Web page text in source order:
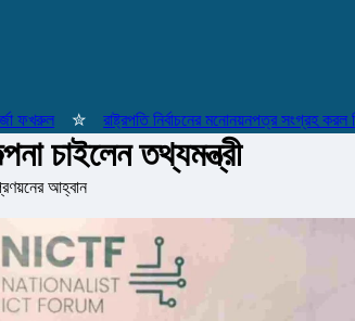
✮ রাষ্ট্রপতি নির্বাচনের মনোনয়নপত্র সংগ্রহ করল বিএনপি
চাইলেন তথ্যমন্ত্রী
আহ্বান